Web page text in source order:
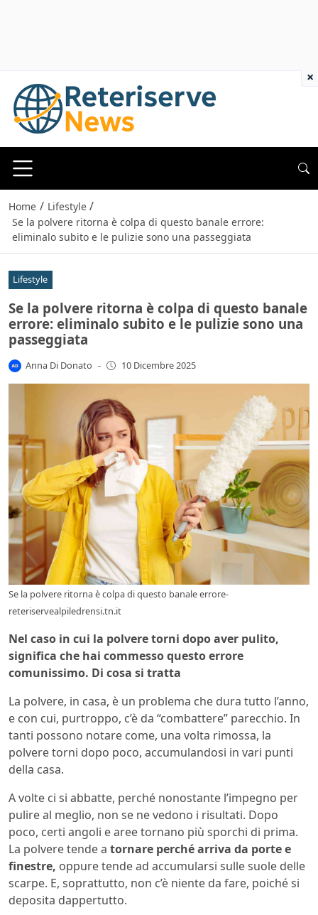
Home / Lifestyle /
Se la polvere ritorna è colpa di questo banale errore:
eliminalo subito e le pulizie sono una passeggiata
Lifestyle
Se la polvere ritorna è colpa di questo banale
errore: eliminalo subito e le pulizie sono una
passeggiata
Anna Di Donato - 10 Dicembre 2025
Se la polvere ritorna è colpa di questo banale errore-
reteriservealpiledrensi.tn.it
Nel caso in cui la polvere torni dopo aver pulito,
significa che hai commesso questo errore
comunissimo. Di cosa si tratta
La polvere, in casa, è un problema che dura tutto l’anno,
e con cui, purtroppo, c’è da “combattere” parecchio. In
tanti possono notare come, una volta rimossa, la
polvere torni dopo poco, accumulandosi in vari punti
della casa.
A volte ci si abbatte, perché nonostante l’impegno per
pulire al meglio, non se ne vedono i risultati. Dopo
poco, certi angoli e aree tornano più sporchi di prima.
La polvere tende a tornare perché arriva da porte e
finestre, oppure tende ad accumularsi sulle suole delle
scarpe. E, soprattutto, non c’è niente da fare, poiché si
deposita dappertutto.
×